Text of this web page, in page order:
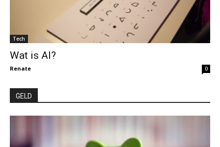
Tech
Wat is AI?
Renate 0
GELD